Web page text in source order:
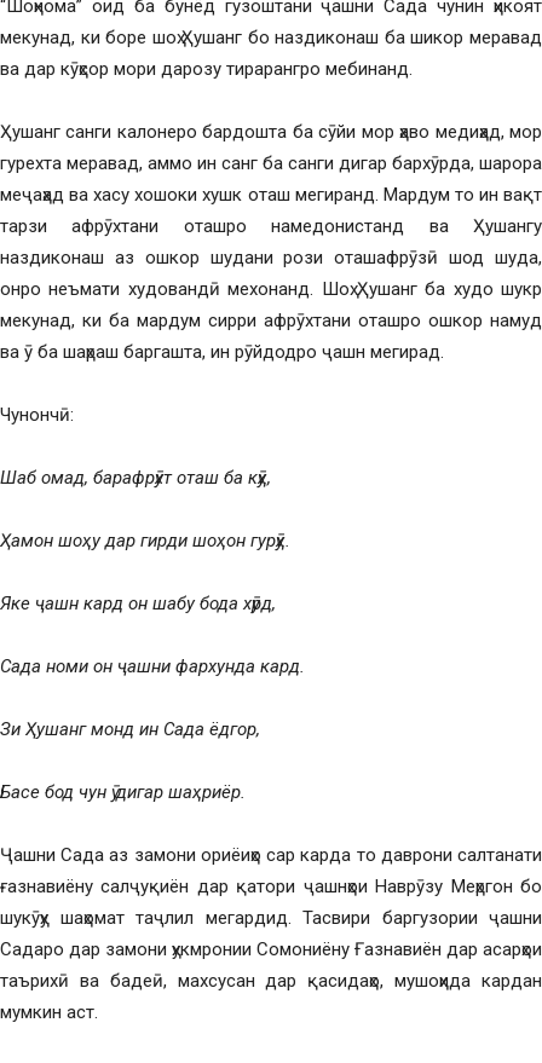
“Шоҳнома” оид ба бунёд гузоштани ҷашни Сада чунин ҳикоят
мекунад, ки боре шоҳ Ҳушанг бо наздиконаш ба шикор меравад
ва дар кӯҳсор мори дарозу тирарангро мебинанд.
Ҳушанг санги калонеро бардошта ба сӯйи мор ҳаво медиҳад, мор
гурехта меравад, аммо ин санг ба санги дигар бархӯрда, шарора
меҷаҳад ва хасу хошоки хушк оташ мегиранд. Мардум то ин вақт
тарзи афрӯхтани оташро намедонистанд ва Ҳушангу
наздиконаш аз ошкор шудани рози оташафрӯзӣ шод шуда,
онро неъмати худовандӣ мехонанд. Шоҳ Ҳушанг ба худо шукр
мекунад, ки ба мардум сирри афрӯхтани оташро ошкор намуд
ва ӯ ба шаҳраш баргашта, ин рӯйдодро ҷашн мегирад.
Чунончӣ:
Шаб омад, барафрӯхт оташ ба кӯҳ,
Ҳамон шоҳу дар гирди шоҳон гурӯҳ.
Яке ҷашн кард он шабу бода хӯрд,
Сада номи он ҷашни фархунда кард.
Зи Ҳушанг монд ин Сада ёдгор,
Басе бод чун ӯ дигар шаҳриёр.
Ҷашни Сада аз замони ориёиҳо сар карда то даврони салтанати
ғазнавиёну салҷуқиён дар қатори ҷашнҳои Наврӯзу Меҳргон бо
шукӯҳу шаҳомат таҷлил мегардид. Тасвири баргузории ҷашни
Садаро дар замони ҳукмронии Сомониёну Ғазнавиён дар асарҳои
таърихӣ ва бадеӣ, махсусан дар қасидаҳо, мушоҳида кардан
мумкин аст.